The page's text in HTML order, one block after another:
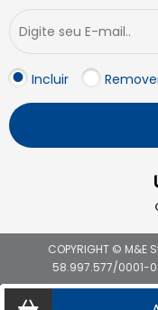
Incluir
COPYRIGHT ©
58.997.577/0001-08